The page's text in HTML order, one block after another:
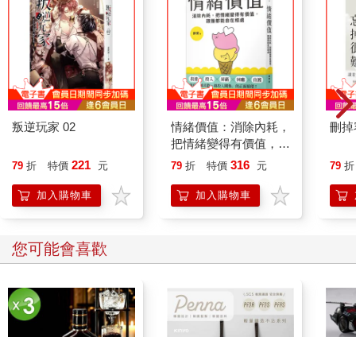
叛逆玩家 02
79 折 特價 221 元
加入購物車
情緒價值：消除內耗，
把情緒變得有價值，跟
誰都能自在相處
79 折 特價 316 元
加入購物車
刪
79 折
您可能會喜歡